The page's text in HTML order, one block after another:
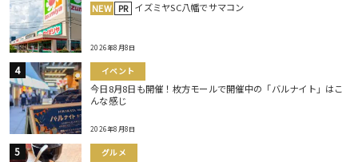
NEW PR イズミヤSC八幡でサマコン
2026年8月8日
イベント
今日8月8日も開催！枚方モールで開催中の「バルナイト」はこ
んな感じ
2026年8月8日
グルメ